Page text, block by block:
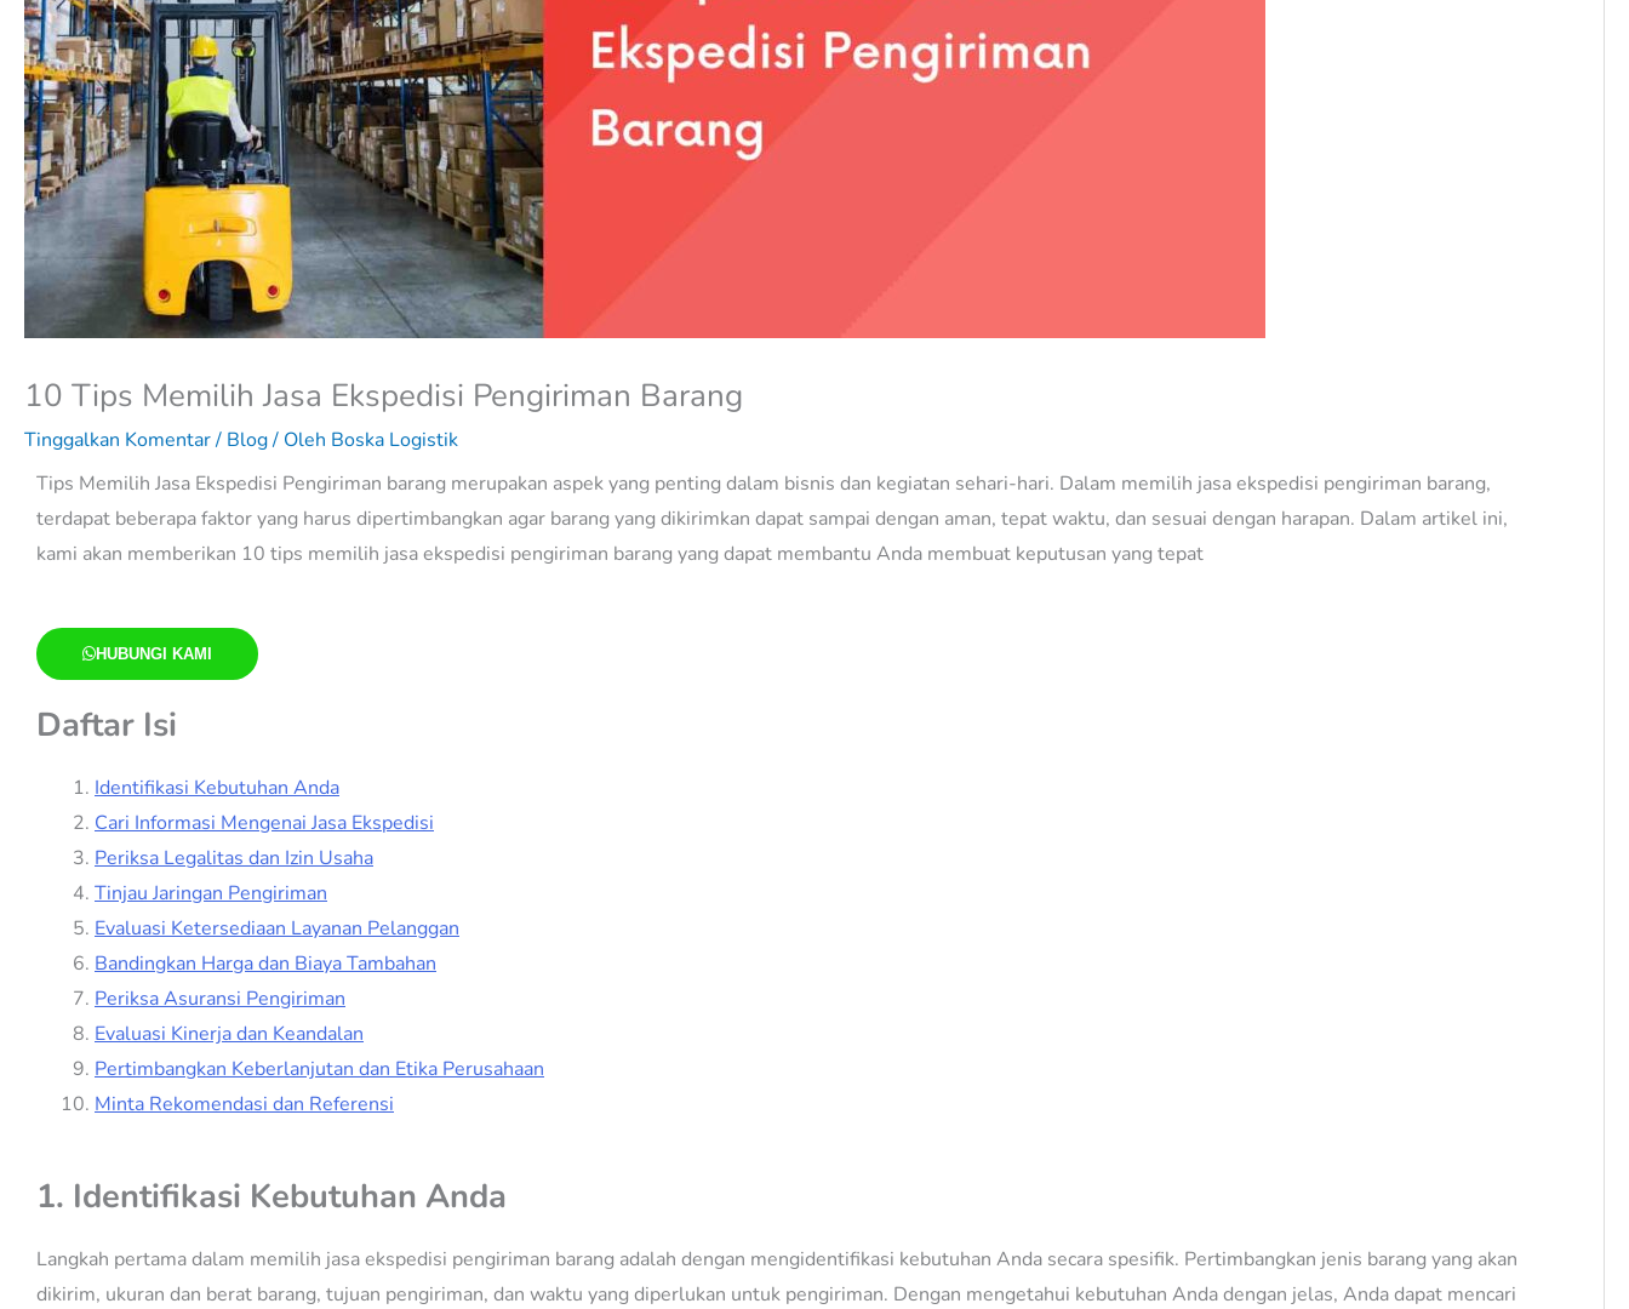
10 Tips Memilih Jasa Ekspedisi Pengiriman Barang
Tinggalkan Komentar/ Blog/ Oleh Boska Logistik
Tips Memilih Jasa Ekspedisi Pengiriman barang merupakan aspek yang penting dalam bisnis dan kegiatan sehari-hari. Dalam memilih jasa ekspedisi pengiriman barang,
terdapat beberapa faktor yang harus dipertimbangkan agar barang yang dikirimkan dapat sampai dengan aman, tepat waktu, dan sesuai dengan harapan. Dalam artikel ini,
kami akan memberikan 10 tips memilih jasa ekspedisi pengiriman barang yang dapat membantu Anda membuat keputusan yang tepat
HUBUNGI KAMI
Daftar Isi
Identifikasi Kebutuhan Anda
Cari Informasi Mengenai Jasa Ekspedisi
Periksa Legalitas dan Izin Usaha
Tinjau Jaringan Pengiriman
Evaluasi Ketersediaan Layanan Pelanggan
Bandingkan Harga dan Biaya Tambahan
Periksa Asuransi Pengiriman
Evaluasi Kinerja dan Keandalan
Pertimbangkan Keberlanjutan dan Etika Perusahaan
Minta Rekomendasi dan Referensi
1. Identifikasi Kebutuhan Anda
Langkah pertama dalam memilih jasa ekspedisi pengiriman barang adalah dengan mengidentifikasi kebutuhan Anda secara spesifik. Pertimbangkan jenis barang yang akan
dikirim, ukuran dan berat barang, tujuan pengiriman, dan waktu yang diperlukan untuk pengiriman. Dengan mengetahui kebutuhan Anda dengan jelas, Anda dapat mencari